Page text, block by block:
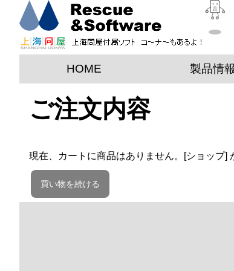
HOME 製品情報
ご注文内容
現在、カートに商品はありません。[ショップ]
買い物を続ける